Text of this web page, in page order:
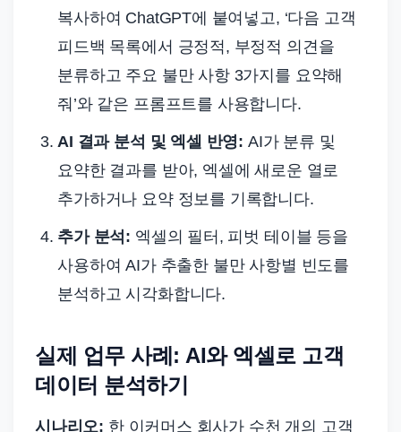
복사하여 ChatGPT에 붙여넣고, ‘다음 고객
피드백 목록에서 긍정적, 부정적 의견을
분류하고 주요 불만 사항 3가지를 요약해
줘’와 같은 프롬프트를 사용합니다.
AI 결과 분석 및 엑셀 반영: AI가 분류 및
요약한 결과를 받아, 엑셀에 새로운 열로
추가하거나 요약 정보를 기록합니다.
추가 분석: 엑셀의 필터, 피벗 테이블 등을
사용하여 AI가 추출한 불만 사항별 빈도를
분석하고 시각화합니다.
실제 업무 사례: AI와 엑셀로 고객
데이터 분석하기
시나리오: 한 이커머스 회사가 수천 개의 고객